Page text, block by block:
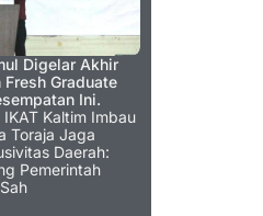
Digelar Akhir
Graduate
Ini.
IKAT Kaltim Imbau
Toraja Jaga
Daerah:
Pemerintah